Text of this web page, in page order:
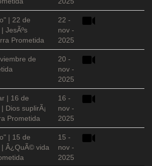
| 22 de
JesÃºs
Prometida
22 -
nov -
2025
de
20 -
nov -
2025
| 16 de
Dios suplirÃ¡
Prometida
16 -
nov -
2025
| 15 de
Â¿QuÃ© vida
15 -
nov -
2025